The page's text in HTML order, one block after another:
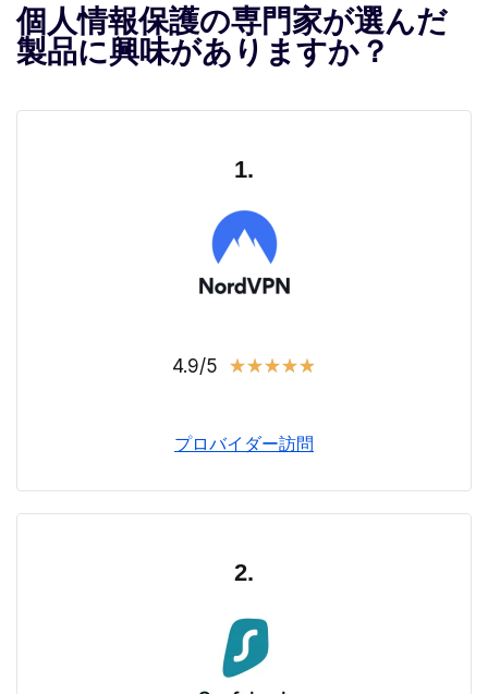
個人情報保護の専門家が選んだ
製品に興味がありますか？
1.
4.9/5 ★★★★★
プロバイダー訪問
2.